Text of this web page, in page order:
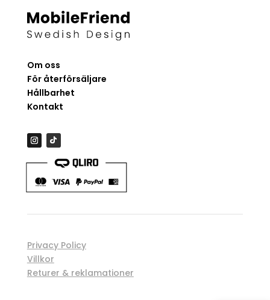
Om oss
För återförsäljare
Hållbarhet
Kontakt
Privacy Policy
Villkor
Returer & reklamationer